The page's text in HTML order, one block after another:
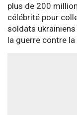
plus de 200
célébrité pour
soldats
la guerre contre la